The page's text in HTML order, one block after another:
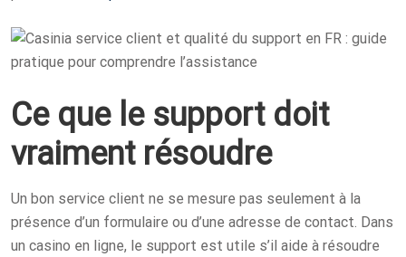
Ce que le support doit
vraiment résoudre
Un bon service client ne se mesure pas seulement à la
présence d’un formulaire ou d’une adresse de contact. Dans
un casino en ligne, le support est utile s’il aide à résoudre